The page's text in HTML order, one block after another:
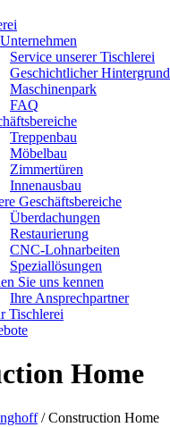
Service unserer Tischlerei
Geschichtlicher Hintergrund
Maschinenpark
FAQ
Treppenbau
Möbelbau
Zimmertüren
Innenausbau
Geschäftsbereiche
Überdachungen
Restaurierung
CNC-Lohnarbeiten
Speziallösungen
Sie uns kennen
Ihre Ansprechpartner
Tischlerei
Home
/Construction Home